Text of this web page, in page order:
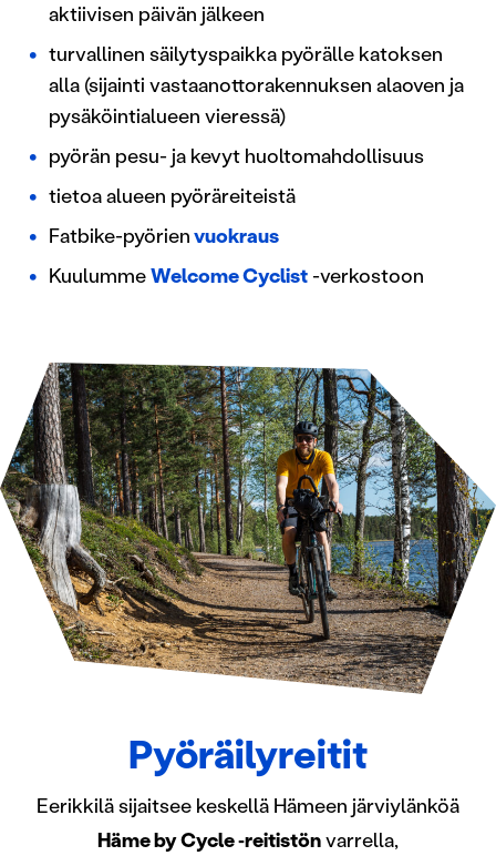
aktiivisen päivän jälkeen
turvallinen säilytyspaikka pyörälle katoksen
alla (sijainti vastaanottorakennuksen alaoven ja
pysäköintialueen vieressä)
pyörän pesu- ja kevyt huoltomahdollisuus
tietoa alueen pyöräreiteistä
Fatbike-pyörienvuokraus
KuulummeWelcome Cyclist -verkostoon
Pyöräilyreitit
Eerikkilä sijaitsee keskellä Hämeen järviylänköä
Häme by Cycle ‑reitistönvarrella,